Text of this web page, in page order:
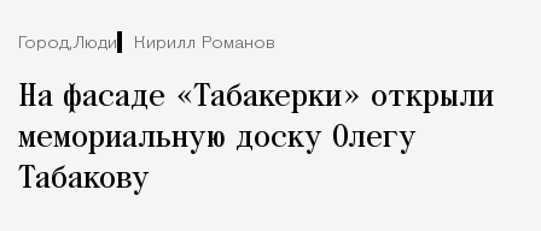
Город,Люди Кирилл Романов
На фасаде «Табакерки» открыли
мемориальную доску Олегу
Табакову